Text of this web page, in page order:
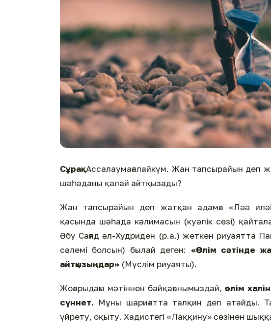
Сұрақ:Ассалаумағалайкүм. Жан тапсырайын деп
шәһәданы қалай айтқызады?
Жан тапсырайын деп жатқан адамға «Ләә
қасында шәһада кәлимасын (куәлік сөзі)
Әбу Сағид әл-Худриден (р.а.) жеткен риуаятта
сәлемі болсын) былай деген: «Өлім сәтінде
айтқызыңдар» (Мүслім риуаяты).
Жоғарыдағы мәтіннен байқағанымыздай,өлім
сүннет. Мұны шариғатта талқин деп атайды.
үйрету, оқыту. Хадистегі «Лаққину» сөзінен